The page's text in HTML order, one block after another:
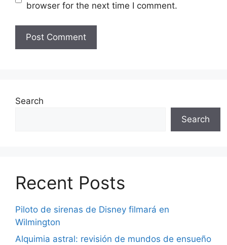
browser for the next time I comment.
Search
Search
Recent Posts
Piloto de sirenas de Disney filmará en
Wilmington
Alquimia astral: revisión de mundos de ensueño